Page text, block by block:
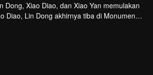
Xiao Diao, dan Xiao Yan memulakan
Diao, Lin Dong akhirnya tiba di Monumen
pertandingan Lin Langtian dan ramai